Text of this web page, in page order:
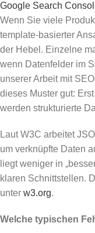
Google Search
Wenn Sie viele
template-basierter
der Hebel. Einzelne
wenn Datenfelder im
unserer Arbeit mit
dieses Muster gut:
werden strukturierte
Laut W3C arbeitet
um verknüpfte Daten
liegt weniger in
klaren Schnittstellen.
unter w3.org.
Welche typischen